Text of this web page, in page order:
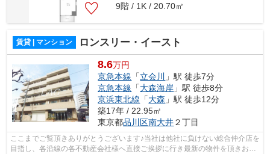
9階 / 1K / 20.70㎡
賃貸 | マンション ロンスリー・イースト
8.6万円
京急本線 「立会川
」駅 徒歩7分
京急本線 「大森海岸 」駅 徒歩8分
京浜東北線 「大森 」駅 徒歩12分
築17年 / 22.95㎡
東京都品川区南大井２丁目
ここまでご覧頂きありがとうございます♪当社は他社に負けない総合仲介店を
目指し、各沿線の各不動産会社様へ直接ご挨拶に行き最新の物件を頂きお客